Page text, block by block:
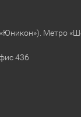
Метро
436